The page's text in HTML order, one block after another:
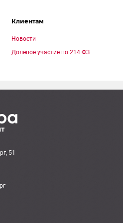
Клиентам
Новости
Долевое участие по 214 ФЗ
51